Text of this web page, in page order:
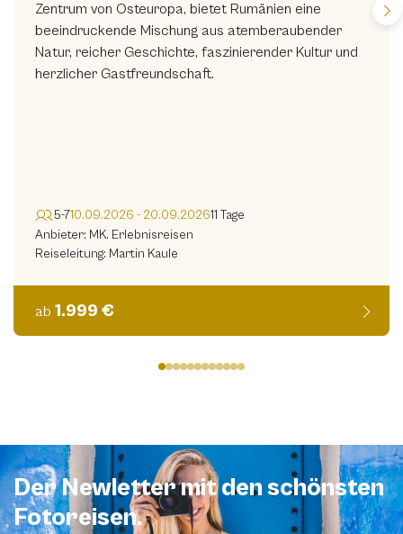
Zentrum von Osteuropa, bietet Rumänien eine
beeindruckende Mischung aus atemberaubender
Natur, reicher Geschichte, faszinierender Kultur und
herzlicher Gastfreundschaft.
5-710.09.2026 - 20.09.202611 Tage
Anbieter: MK. Erlebnisreisen
Reiseleitung: Martin Kaule
ab 1.999 €
Der Newletter mit den schönsten
Fotoreisen.